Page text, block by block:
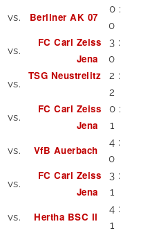
vs. Berliner AK 07
0 :
0
vs.
FC Carl Zeiss
Jena
3 :
0
vs.
TSG Neustrelitz
2 :
2
vs.
FC Carl Zeiss
Jena
0 :
1
vs. VfB Auerbach
4 :
0
vs.
FC Carl Zeiss
Jena
3 :
1
vs. Hertha BSC II
4 :
1